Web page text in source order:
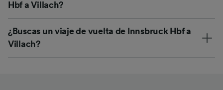
Hbf a Villach?
¿Buscas un viaje de vuelta de Innsbruck Hbf a
Villach?